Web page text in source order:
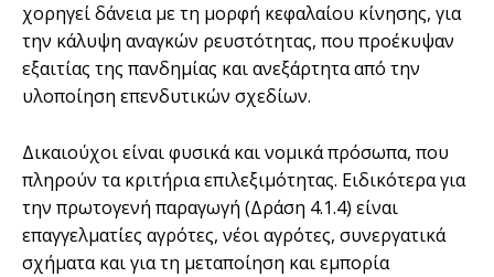
χορηγεί δάνεια με τη μορφή κεφαλαίου κίνησης, για
την κάλυψη αναγκών ρευστότητας, που προέκυψαν
εξαιτίας της πανδημίας και ανεξάρτητα από την
υλοποίηση επενδυτικών σχεδίων.
Δικαιούχοι είναι φυσικά και νομικά πρόσωπα, που
πληρούν τα κριτήρια επιλεξιμότητας. Ειδικότερα για
την πρωτογενή παραγωγή (Δράση 4.1.4) είναι
επαγγελματίες αγρότες, νέοι αγρότες, συνεργατικά
σχήματα και για τη μεταποίηση και εμπορία